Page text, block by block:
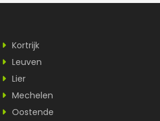
Kortrijk
Leuven
Lier
Mechelen
Oostende